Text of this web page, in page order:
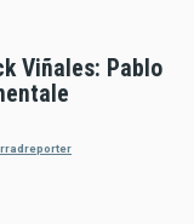
Viñales: Pablo